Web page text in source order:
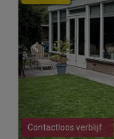
Contactloos verblijf